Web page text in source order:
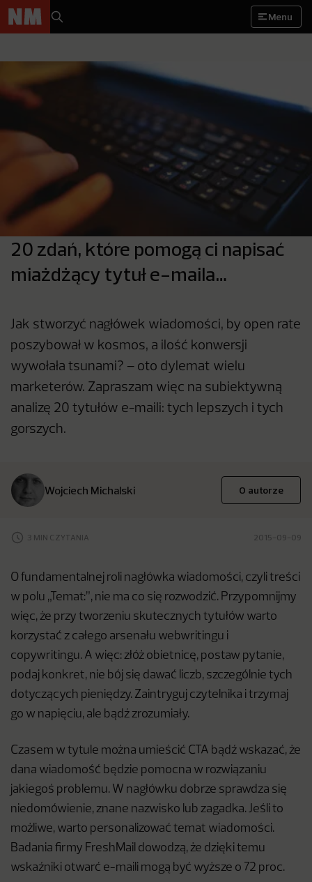
Menu
20 zdań, które pomogą ci napisać
miażdżący tytuł e-maila…
Jak stworzyć nagłówek wiadomości, by open rate
poszybował w kosmos, a ilość konwersji
wywołała tsunami? – oto dylemat wielu
marketerów. Zapraszam więc na subiektywną
analizę 20 tytułów e-maili: tych lepszych i tych
gorszych.
Wojciech Michalski O autorze
3 MIN CZYTANIA 2015-09-09
O fundamentalnej roli nagłówka wiadomości, czyli treści
w polu „Temat:”, nie ma co się rozwodzić. Przypomnijmy
więc, że przy tworzeniu skutecznych tytułów warto
korzystać z całego arsenału webwritingu i
copywritingu. A więc: złóż obietnicę, postaw pytanie,
podaj konkret, nie bój się dawać liczb, szczególnie tych
dotyczących pieniędzy. Zaintryguj czytelnika i trzymaj
go w napięciu, ale bądź zrozumiały.
Czasem w tytule można umieścić CTA bądź wskazać, że
dana wiadomość będzie pomocna w rozwiązaniu
jakiegoś problemu. W nagłówku dobrze sprawdza się
niedomówienie, znane nazwisko lub zagadka. Jeśli to
możliwe, warto personalizować temat wiadomości.
Badania firmy FreshMail dowodzą, że dzięki temu
wskaźniki otwarć e-maili mogą być wyższe o 72 proc.